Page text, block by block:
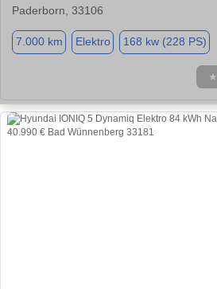
Paderborn, 33106
7.000 km Elektro 168 kw (228 PS)
★